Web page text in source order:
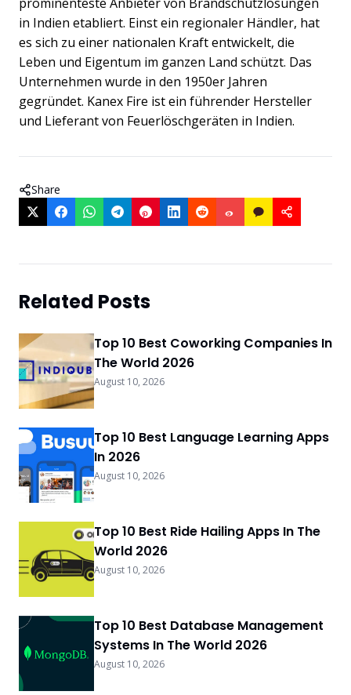
in Indien etabliert. Einst ein regionaler Händler, hat
es sich zu einer nationalen Kraft entwickelt, die
Leben und Eigentum im ganzen Land schützt. Das
Unternehmen wurde in den 1950er Jahren
gegründet. Kanex Fire ist ein führender Hersteller
und Lieferant von Feuerlöschgeräten in Indien.
Share
Related Posts
Top 10 Best Coworking Companies In
The World 2026
August 10, 2026
Top 10 Best Language Learning Apps
In 2026
August 10, 2026
Top 10 Best Ride Hailing Apps In The
World 2026
August 10, 2026
Top 10 Best Database Management
Systems In The World 2026
August 10, 2026